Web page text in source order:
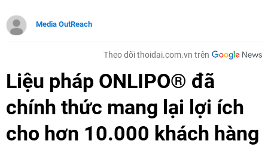
Media OutReach
Theo dõi thoidai.com.vn trên
Liệu pháp ONLIPO® đã
chính thức mang lại lợi ích
cho hơn 10.000 khách hàng